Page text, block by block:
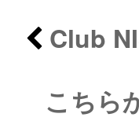
Club
こちら